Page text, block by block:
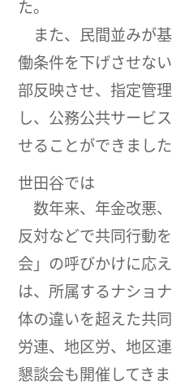
た。
また、民間並みが
働条件を下げさせな
部反映させ、指定管
し、公務公共サービ
せることができました
世田谷では
数年来、年金改悪
反対などで共同行動
会」の呼びかけに応
は、所属するナショ
体の違いを超えた共
労連、地区労、地区
懇談会も開催してきま